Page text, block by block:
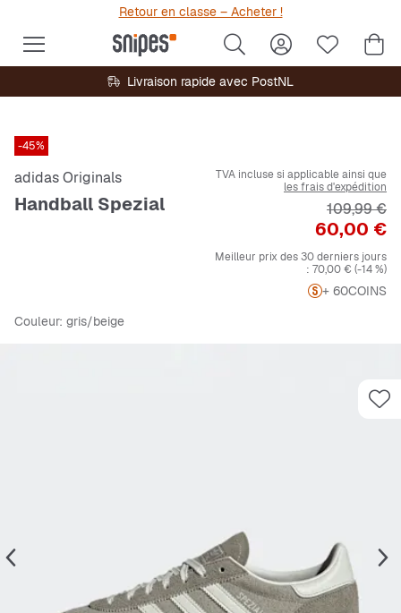
Retour en classe – Acheter !
Livraison rapide avec PostNL
-45%
adidas Originals
Handball Spezial
TVA incluse si applicable ainsi que
les frais d'expédition
Prix
60,00 €
Prix
109,99 €
Meilleur prix des 30 derniers jours
: 70,00 € (-14 %)
+ 60COINS
Couleur: gris/beige